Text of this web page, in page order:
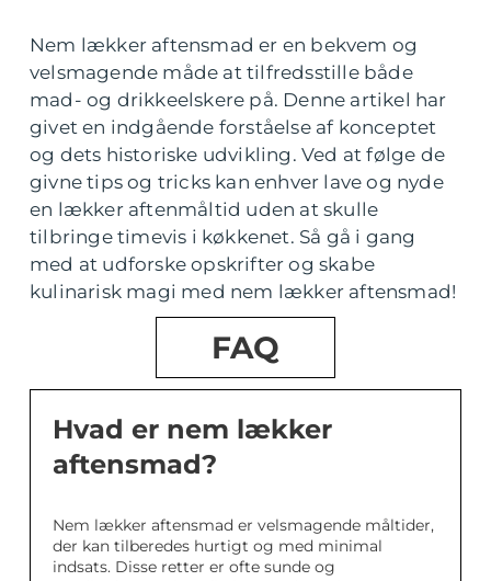
Nem lækker aftensmad er en bekvem og
velsmagende måde at tilfredsstille både
mad- og drikkeelskere på. Denne artikel har
givet en indgående forståelse af konceptet
og dets historiske udvikling. Ved at følge de
givne tips og tricks kan enhver lave og nyde
en lækker aftenmåltid uden at skulle
tilbringe timevis i køkkenet. Så gå i gang
med at udforske opskrifter og skabe
kulinarisk magi med nem lækker aftensmad!
FAQ
Hvad er nem lækker
aftensmad?
Nem lækker aftensmad er velsmagende måltider,
der kan tilberedes hurtigt og med minimal
indsats. Disse retter er ofte sunde og